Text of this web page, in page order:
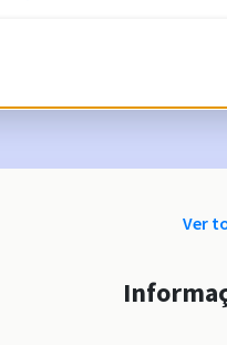
Grace Period para
Ver